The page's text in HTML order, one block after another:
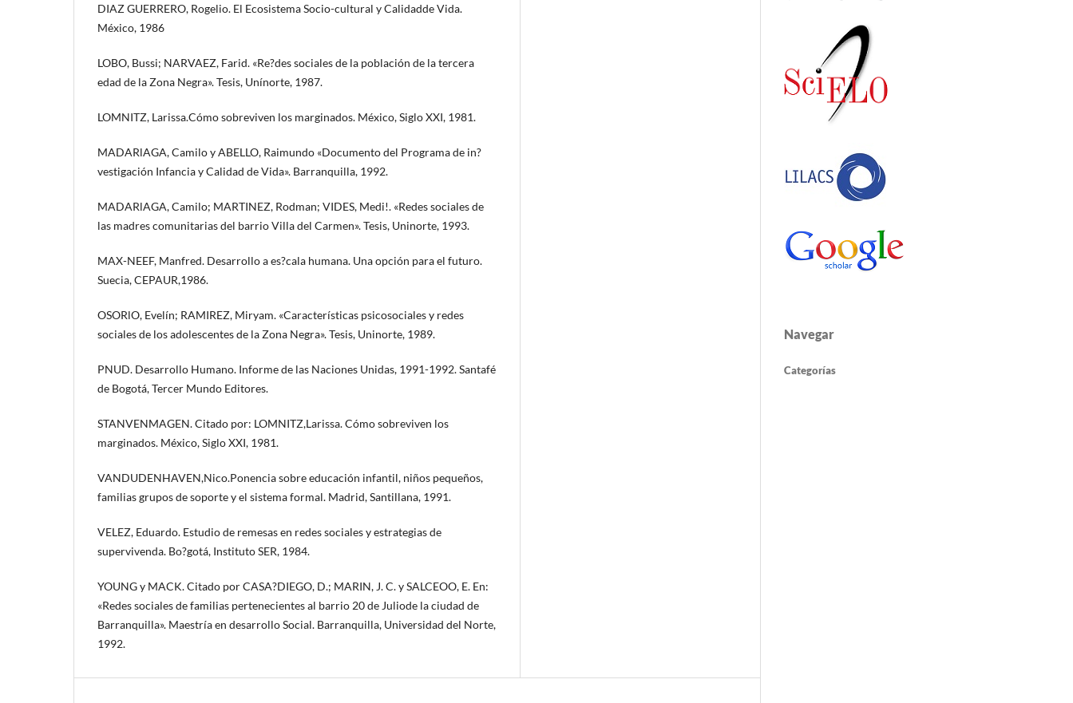
DIAZ GUERRERO, Rogelio. El Ecosistema Socio-cultural y Calidadde Vida.
México, 1986
LOBO, Bussi; NARVAEZ, Farid. «Re?des sociales de la población de la tercera
edad de la Zona Negra». Tesis, Unínorte, 1987.
LOMNITZ, Larissa.Cómo sobreviven los marginados. México, Siglo XXI, 1981.
MADARlAGA, Camilo y ABELLO, Raimundo «Documento del Programa de in?
vestigación Infancia y Calidad de Vida». Barranquilla, 1992.
MADARlAGA, Camilo; MARTINEZ, Rodman; VIDES, Medi!. «Redes sociales de
las madres comunitarias del barrio Villa del Carmen». Tesis, Uninorte, 1993.
MAX-NEEF, Manfred. Desarrollo a es?cala humana. Una opción para el futuro.
Suecia, CEPAUR,1986.
OSORlO, Evelín; RAMIREZ, Miryam. «Características psicosociales y redes
sociales de los adolescentes de la Zona Negra». Tesis, Uninorte, 1989.
PNUD. Desarrollo Humano. Informe de las Naciones Unidas, 1991-1992. Santafé
de Bogotá, Tercer Mundo Editores.
STANVENMAGEN. Citado por: LOMNITZ,Larissa. Cómo sobreviven los
marginados. México, Siglo XXI, 1981.
VANDUDENHAVEN,Nico.Ponencia sobre educación infantil, niños pequeños,
familias grupos de soporte y el sistema formal. Madrid, Santillana, 1991.
VELEZ, Eduardo. Estudio de remesas en redes sociales y estrategias de
supervivenda. Bo?gotá, Instituto SER, 1984.
YOUNG y MACK. Citado por CASA?DIEGO, D.; MARIN, J. C. y SALCEOO, E. En:
«Redes sociales de familias pertenecientes al barrio 20 de Juliode la ciudad de
Barranquilla». Maestría en desarrollo Social. Barranquilla, Universidad del Norte,
1992.
Navegar
Categorías